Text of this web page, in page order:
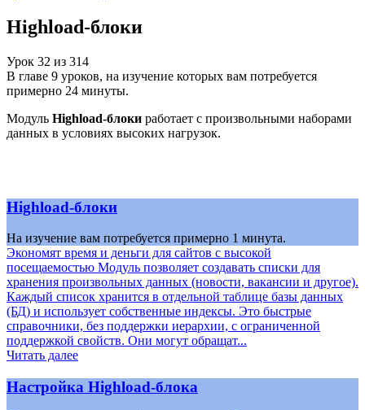
Highload-блоки
Урок 32 из 314
В главе 9 уроков, на изучение которых вам потребуется
примерно 24 минуты.
Модуль Highload-блоки работает с произвольными наборами
данных в условиях высоких нагрузок.
Highload-блоки
На изучение вам потребуется примерно 1 минута.
Экономят время и деньги для сайтов с высокой
посещаемостью Модуль позволяет создавать списки для
хранения произвольных данных (новости, вакансии и другое).
Каждый список хранится в отдельной таблице базы данных
(БД) и использует собственные индексы. Это быстрые
справочники, без поддержки иерархии, с ограниченной
поддержкой свойств. Они могут обращат...
Читать далее
Настройка Highload-блока